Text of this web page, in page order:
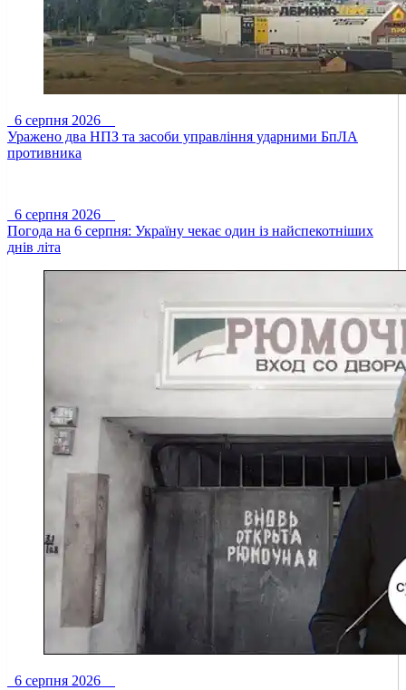
6 серпня 2026
Уражено два НПЗ та засоби управління ударними БпЛА
противника
6 серпня 2026
Погода на 6 серпня: Україну чекає один із найспекотніших
днів літа
6 серпня 2026